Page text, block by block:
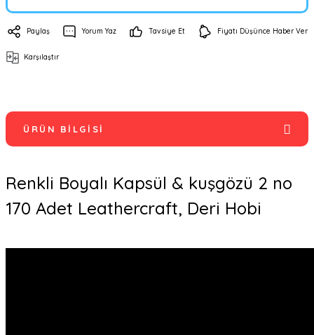
Paylaş Yorum Yaz Tavsiye Et Fiyatı Düşünce Haber Ver
Karşılaştır
ÜRÜN BILGISI
Renkli Boyalı Kapsül & kuşgözü 2 no
170 Adet Leathercraft, Deri Hobi